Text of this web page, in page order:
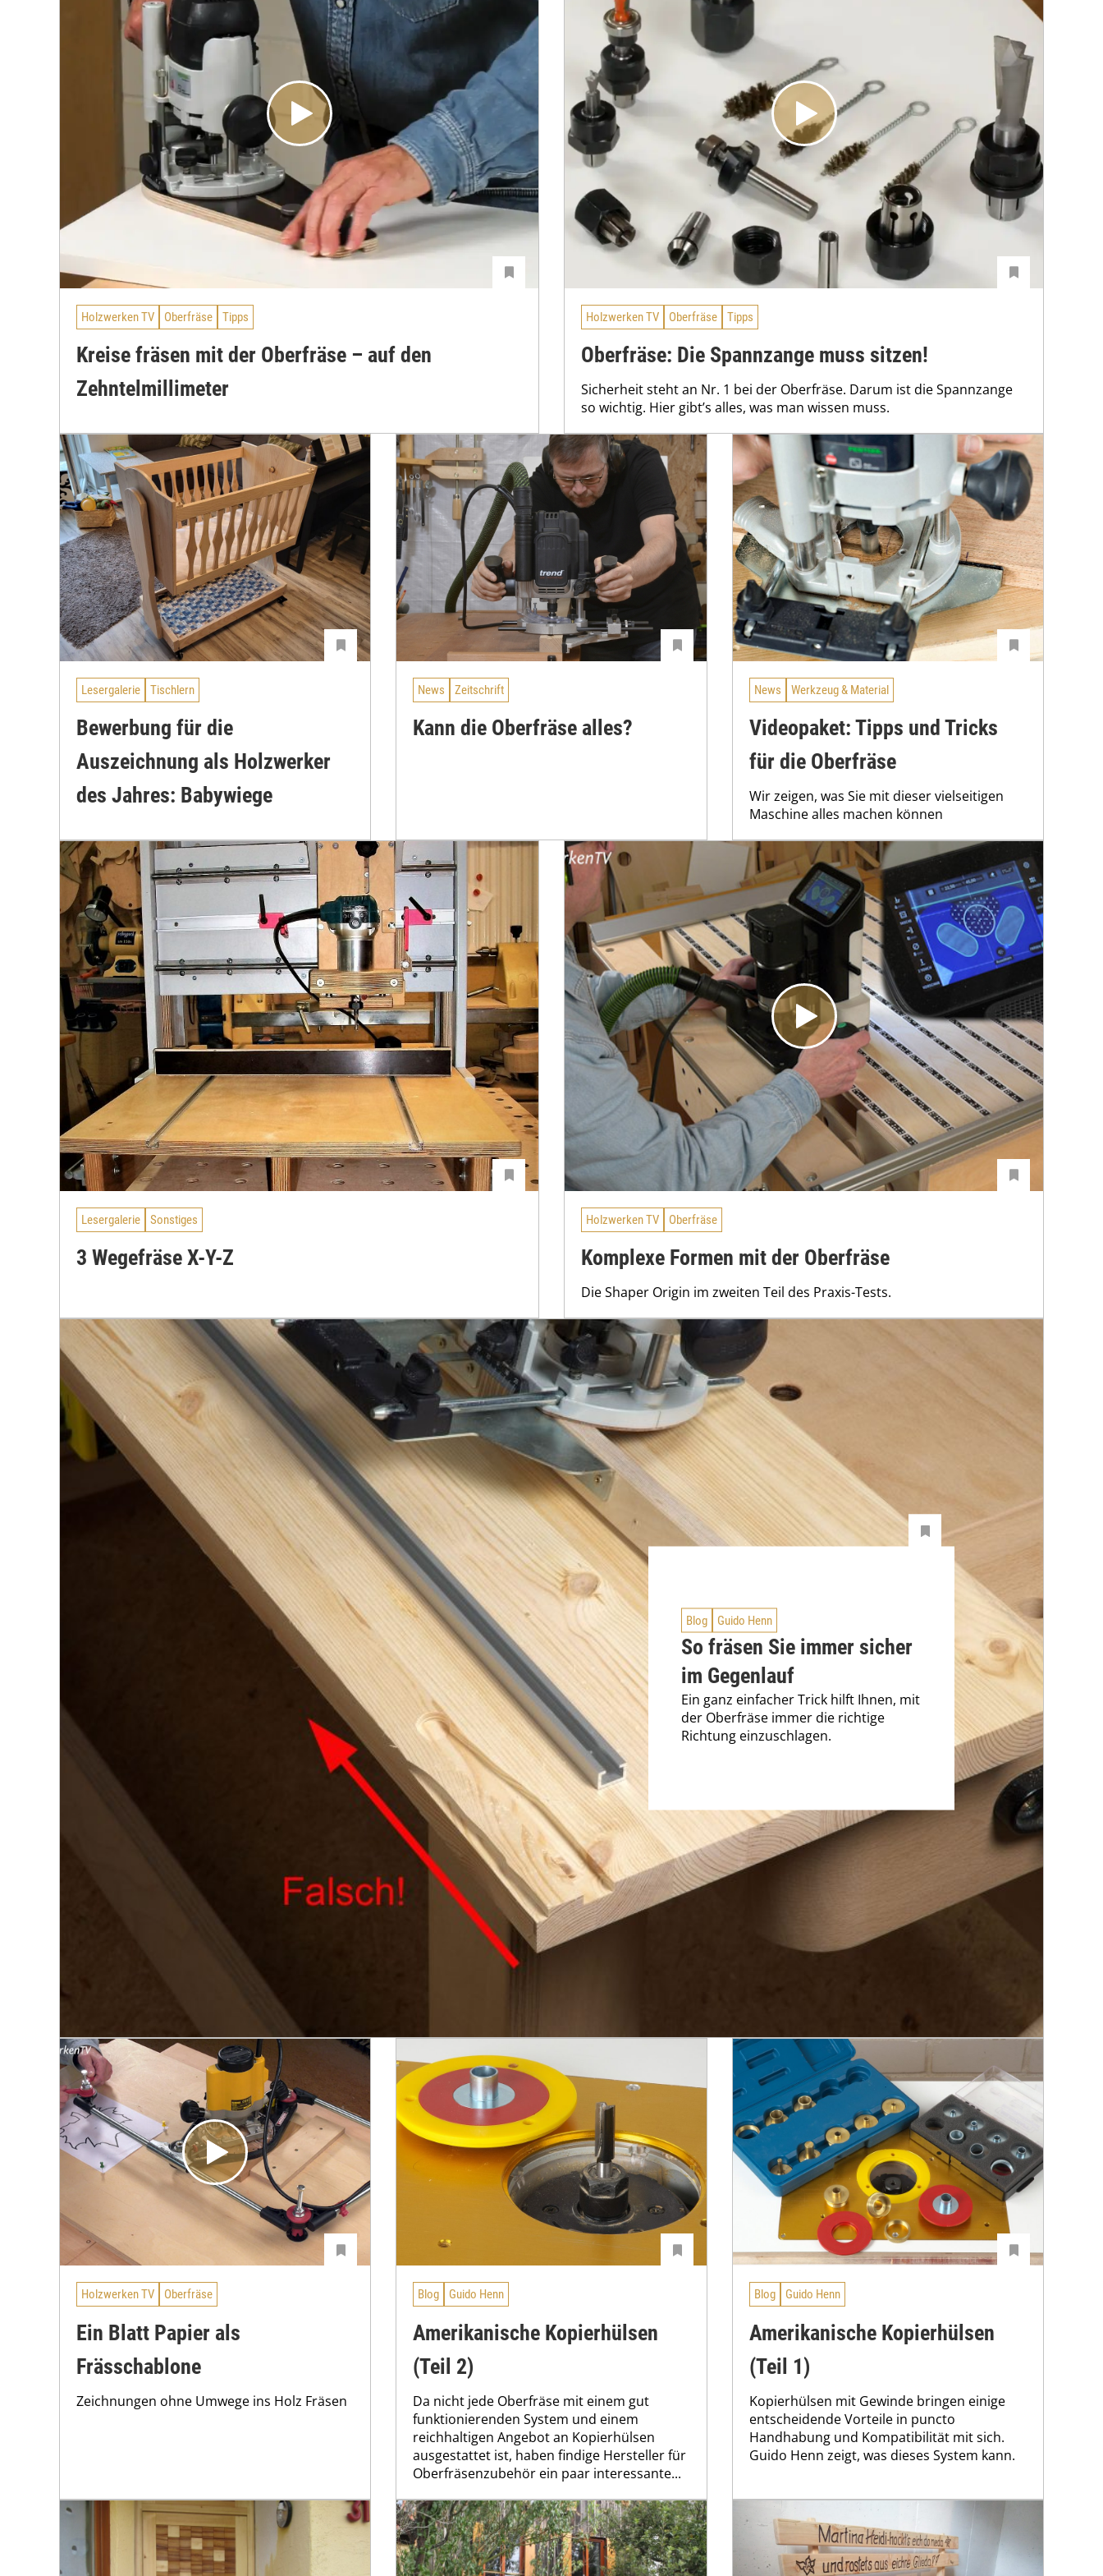
Holzwerken TV Oberfräse Tipps
Kreise fräsen mit der Oberfräse – auf den
Zehntelmillimeter
Holzwerken TV Oberfräse Tipps
Oberfräse: Die Spannzange muss sitzen!
Sicherheit steht an Nr. 1 bei der Oberfräse. Darum ist die Spannzange
so wichtig. Hier gibt’s alles, was man wissen muss.
Lesergalerie Tischlern
Bewerbung für die
Auszeichnung als Holzwerker
des Jahres: Babywiege
News Zeitschrift
Kann die Oberfräse alles?
News Werkzeug & Material
Videopaket: Tipps und Tricks
für die Oberfräse
Wir zeigen, was Sie mit dieser vielseitigen
Maschine alles machen können
Lesergalerie Sonstiges
3 Wegefräse X-Y-Z
Holzwerken TV Oberfräse
Komplexe Formen mit der Oberfräse
Die Shaper Origin im zweiten Teil des Praxis-Tests.
Blog Guido Henn
So fräsen Sie immer sicher
im Gegenlauf
Ein ganz einfacher Trick hilft Ihnen, mit
der Oberfräse immer die richtige
Richtung einzuschlagen.
Holzwerken TV Oberfräse
Ein Blatt Papier als
Frässchablone
Zeichnungen ohne Umwege ins Holz Fräsen
Blog Guido Henn
Amerikanische Kopierhülsen
(Teil 2)
Da nicht jede Oberfräse mit einem gut
funktionierenden System und einem
reichhaltigen Angebot an Kopierhülsen
ausgestattet ist, haben findige Hersteller für
Oberfräsenzubehör ein paar interessante...
Blog Guido Henn
Amerikanische Kopierhülsen
(Teil 1)
Kopierhülsen mit Gewinde bringen einige
entscheidende Vorteile in puncto
Handhabung und Kompatibilität mit sich.
Guido Henn zeigt, was dieses System kann.